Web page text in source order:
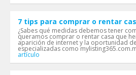
7 tips para comprar o rentar
¿Sabes qué medidas debemos tener
queramos comprar o rentar casa que
aparición de internet y la oportunidad
especializadas como
artículo